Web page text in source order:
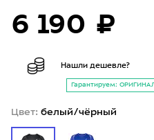
6 190 ₽
Нашли дешевле?
Гарантируем: ОРИГИНАЛ
Цвет: белый/чёрный